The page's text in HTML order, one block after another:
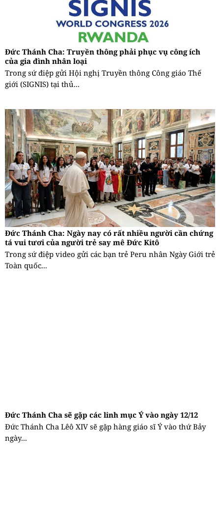
Đức Thánh Cha: Truyền thông phải phục vụ công ích
của gia đình nhân loại
Trong sứ điệp gửi Hội nghị Truyền thông Công giáo Thế
giới (SIGNIS) tại thủ...
Đức Thánh Cha: Ngày nay có rất nhiều người cần chứng
tá vui tươi của người trẻ say mê Đức Kitô
Trong sứ điệp video gửi các bạn trẻ Peru nhân Ngày Giới trẻ
Toàn quốc...
Đức Thánh Cha sẽ gặp các linh mục Ý vào ngày 12/12
Đức Thánh Cha Lêô XIV sẽ gặp hàng giáo sĩ Ý vào thứ Bảy
ngày...